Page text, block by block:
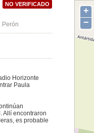
NO VERIFICADO
Perón
Horizonte
Paula
Allí encontraron
es probable
+
−